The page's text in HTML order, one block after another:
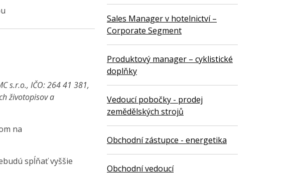
s.r.o., IČO: 264 41 381,
životopisov a
na
spĺňať vyššie
Sales Manager v hotelnictví –
Corporate Segment
Produktový manager – cyklistické
doplňky
Vedoucí pobočky - prodej
zemědělských strojů
Obchodní zástupce - energetika
Obchodní vedoucí